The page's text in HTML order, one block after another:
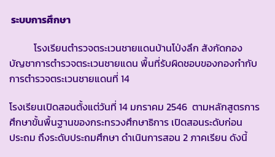
ระบบการศึกษา
โรงเรียนตำรวจตระเวนชายแดนบ้านโป่งลึก สังกัดกอง
บัญชาการตำรวจตระเวนชายแดน พื้นที่รับผิดชอบของกองกำกับ
การตำรวจตระเวนชายแดนที่ 14
โรงเรียนเปิดสอนตั้งแต่วันที่ 14 มกราคม 2546 ตามหลักสูตรการ
ศึกษาขั้นพื้นฐานของกระทรวงศึกษาธิการ เปิดสอนระดับก่อน
ประถม ถึงระดับประถมศึกษา ดำเนินการสอน 2 ภาคเรียน ดังนี้